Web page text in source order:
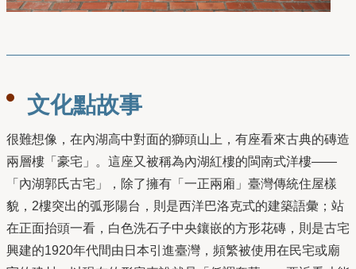
文化點故事
很難想像，在內湖高中對面的獅頭山上，有座看來古典的磚造
兩層樓「豪宅」。這座又被稱為內湖紅樓的閩南式洋樓——
「內湖郭氏古宅」，除了擁有「一正兩廂」臺灣傳統住屋樣
貌，2樓突出的弧形陽台，則是西洋巴洛克式的建築語彙；站
在正面抬頭一看，白色洗石子中央鑲嵌的方形花磚，則是古宅
興建的1920年代間由日本引進臺灣，頻繁被使用在民宅或廟